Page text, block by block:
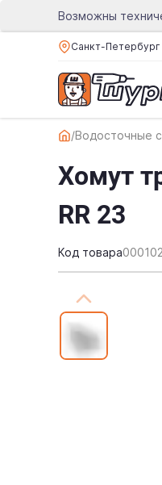
Возможны
Санкт-Петербург
/Водосточные
Хомут
RR 23
Код товара